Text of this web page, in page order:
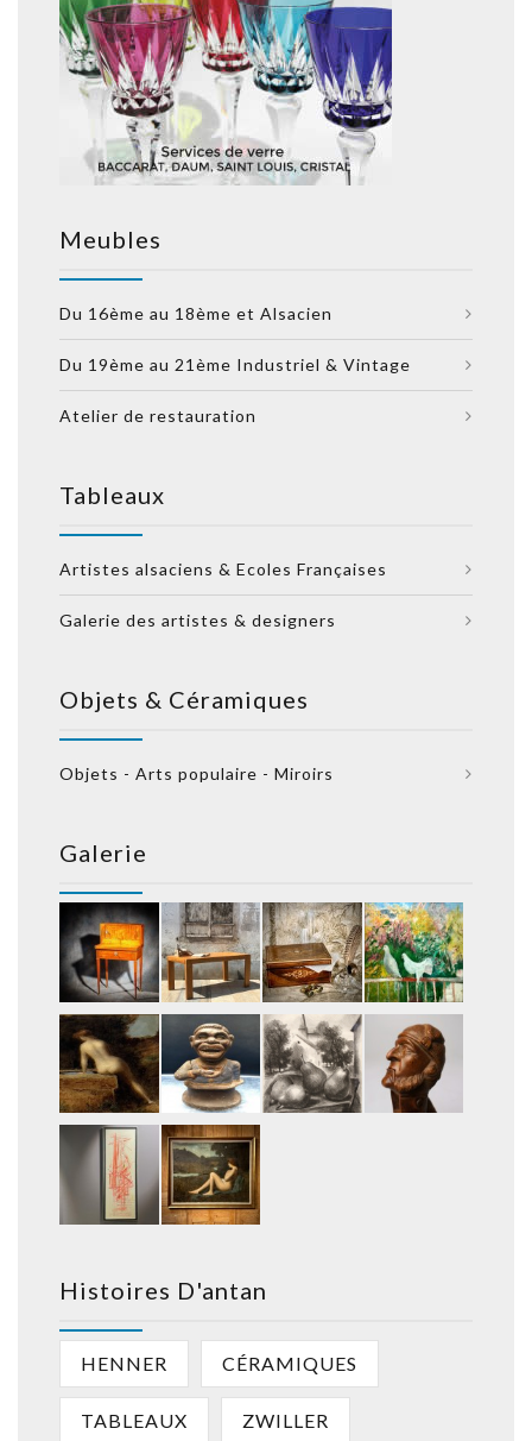
Meubles
Du 16ème au 18ème et Alsacien
Du 19ème au 21ème Industriel & Vintage
Atelier de restauration
Tableaux
Artistes alsaciens & Ecoles Françaises
Galerie des artistes & designers
Objets & Céramiques
Objets - Arts populaire - Miroirs
Galerie
Histoires D'antan
HENNER CÉRAMIQUES
TABLEAUX ZWILLER